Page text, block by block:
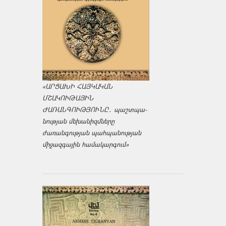
«ԱՐՑԱԽԻ ՀԱՅԿԱԿԱՆ
ՄՇԱԿՈՒԹԱՅԻՆ
ԺԱՌԱՆԳՈՒԹՅՈՒՆԸ․ պաշտպա­
նության մեխանիզմները
ժառանգության պահպանության
միջազ­գային համակարգում»